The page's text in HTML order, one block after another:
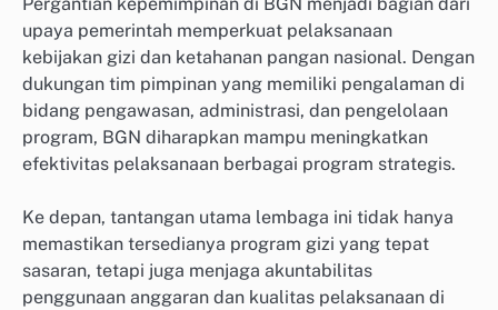
upaya pemerintah memperkuat pelaksanaan
kebijakan gizi dan ketahanan pangan nasional. Dengan
dukungan tim pimpinan yang memiliki pengalaman di
bidang pengawasan, administrasi, dan pengelolaan
program, BGN diharapkan mampu meningkatkan
efektivitas pelaksanaan berbagai program strategis.
Ke depan, tantangan utama lembaga ini tidak hanya
memastikan tersedianya program gizi yang tepat
sasaran, tetapi juga menjaga akuntabilitas
penggunaan anggaran dan kualitas pelaksanaan di